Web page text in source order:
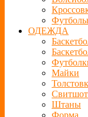
ОДЕЖДА
Майки
Штаны
Форма